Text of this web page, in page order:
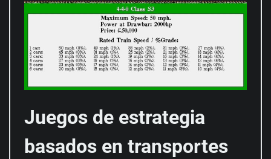
Juegos de estrategia
basados en transportes